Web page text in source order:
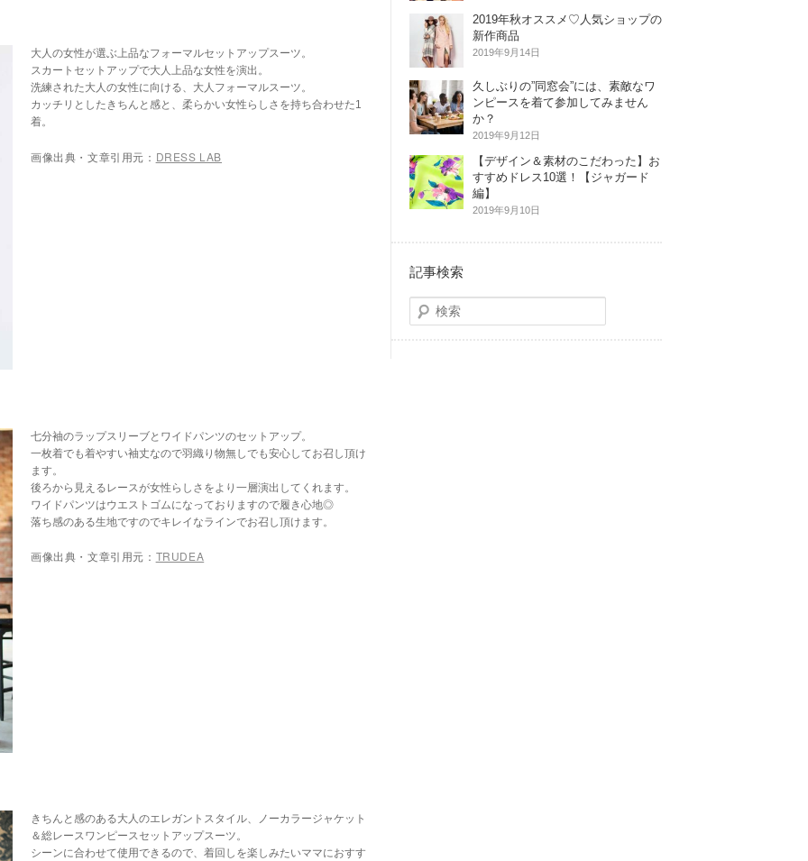
大人の女性が選ぶ上品なフォーマルセットアップスーツ。
スカートセットアップで大人上品な女性を演出。
洗練された大人の女性に向ける、大人フォーマルスーツ。
カッチリとしたきちんと感と、柔らかい女性らしさを持ち合わせた1
着。
画像出典・文章引用元： DRESS LAB
七分袖のラップスリーブとワイドパンツのセットアップ。
一枚着でも着やすい袖丈なので羽織り物無しでも安心してお召し頂け
ます。
後ろから見えるレースが女性らしさをより一層演出してくれます。
ワイドパンツはウエストゴムになっておりますので履き心地◎
落ち感のある生地ですのでキレイなラインでお召し頂けます。
画像出典・文章引用元： TRUDEA
きちんと感のある大人のエレガントスタイル、ノーカラージャケット
＆総レースワンピースセットアップスーツ。
シーンに合わせて使用できるので、着回しを楽しみたいママにおすす
2019年秋オススメ♡人気ショップの
新作商品
2019年9月14日
久しぶりの”同窓会”には、素敵なワ
ンピースを着て参加してみません
か？
2019年9月12日
【デザイン＆素材のこだわった】お
すすめドレス10選！【ジャガード
編】
2019年9月10日
記事検索
検
索